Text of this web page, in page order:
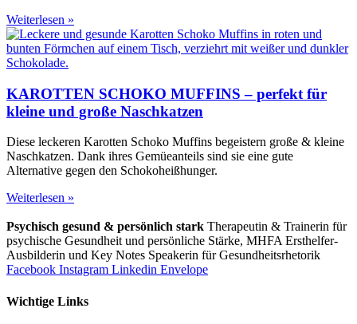
Weiterlesen »
KAROTTEN SCHOKO MUFFINS – perfekt für
kleine und große Naschkatzen
Diese leckeren Karotten Schoko Muffins begeistern große & kleine
Naschkatzen. Dank ihres Gemüeanteils sind sie eine gute
Alternative gegen den Schokoheißhunger.
Weiterlesen »
Psychisch gesund & persönlich stark Therapeutin & Trainerin für
psychische Gesundheit und persönliche Stärke, MHFA Ersthelfer-
Aus­bild­er­in und Key Notes Speakerin für Gesundheits­rhetorik
Facebook Instagram Linkedin Envelope
Wichtige Links